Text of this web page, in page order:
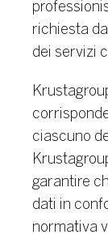
richiesta
dei servizi
ciascuno
garantire
dati in
normativa